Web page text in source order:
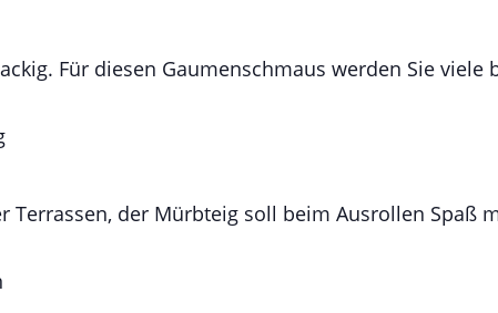
Für diesen Gaumenschmaus werden Sie viele
Terrassen, der Mürbteig soll beim Ausrollen Spaß